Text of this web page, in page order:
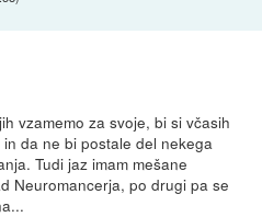
vzamemo za svoje, bi si včasih
da ne bi postale del nekega
Tudi jaz imam mešane
Neuromancerja, po drugi pa se